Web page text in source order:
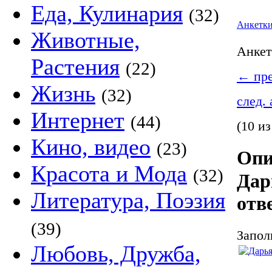
Еда, Кулинария (32)
Животные,
Растения (22)
Жизнь (32)
Интернет (44)
Кино, видео (23)
Красота и Мода (32)
Литература, Поэзия
(39)
Любовь, Дружба,
←
след.
(10